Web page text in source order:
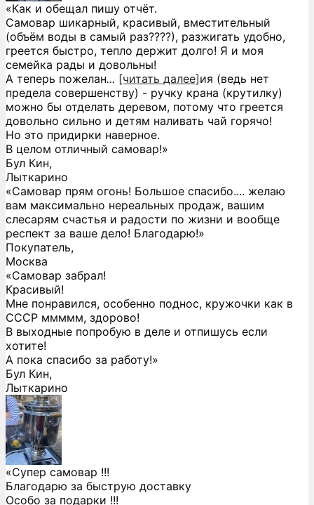
«Как и обещал пишу отчёт.
Самовар шикарный, красивый, вместительный
(объём воды в самый раз????), разжигать удобно,
греется быстро, тепло держит долго! Я и моя
семейка рады и довольны!
А теперь пожелан... [читать далее]ия (ведь нет
предела совершенству) - ручку крана (крутилку)
можно бы отделать деревом, потому что греется
довольно сильно и детям наливать чай горячо!
Но это придирки наверное.
В целом отличный самовар!»
Бул Кин,
Лыткарино
«Самовар прям огонь! Большое спасибо.... желаю
вам максимально нереальных продаж, вашим
слесарям счастья и радости по жизни и вообще
респект за ваше дело! Благодарю!»
Покупатель,
Москва
«Самовар забрал!
Красивый!
Мне понравился, особенно поднос, кружочки как в
СССР ммммм, здорово!
В выходные попробую в деле и отпишусь если
хотите!
А пока спасибо за работу!»
Бул Кин,
Лыткарино
«Супер самовар !!!
Благодарю за быструю доставку
Особо за подарки !!!